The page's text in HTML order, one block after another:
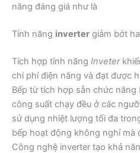
năng đáng giá như là
Tính năng inverter giảm bớt
Tích hợp tính năng Inveter
chi phí điện năng và đạt được
Bếp từ tích hợp sẵn chức
công suất chạy đều ở các
sử dụng nhiệt lượng tối đa
bếp hoạt động không nghỉ mà
Công nghệ inverter tạo khả